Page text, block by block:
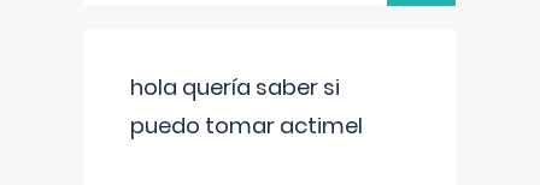
hola quería saber si
puedo tomar actimel